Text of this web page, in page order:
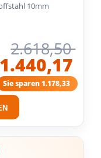
10mm
2.618,50
1.440,17
Sie sparen 1.178,33